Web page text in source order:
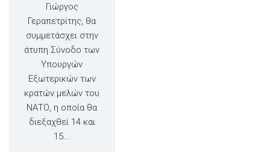
Γιώργος
Γεραπετρίτης, θα
συμμετάσχει στην
άτυπη Σύνοδο των
Υπουργών
Εξωτερικών των
κρατών μελών του
ΝΑΤΟ, η οποία θα
διεξαχθεί 14 και
15...